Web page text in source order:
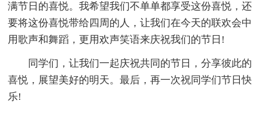
满节日的喜悦。我希望我们不单单都享受这份喜悦，还
要将这份喜悦带给四周的人，让我们在今天的联欢会中
用歌声和舞蹈，更用欢声笑语来庆祝我们的节日!
同学们，让我们一起庆祝共同的节日，分享彼此的
喜悦，展望美好的明天。最后，再一次祝同学们节日快
乐!